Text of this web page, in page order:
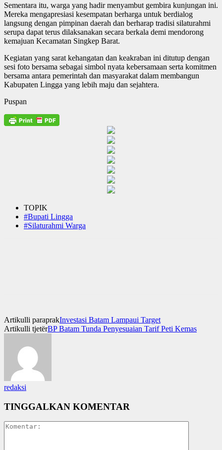
Sementara itu, warga yang hadir menyambut gembira kunjungan ini.
Mereka mengapresiasi kesempatan berharga untuk berdialog
langsung dengan pimpinan daerah dan berharap tradisi silaturahmi
serupa dapat terus dilaksanakan secara berkala demi mendorong
kemajuan Kecamatan Singkep Barat.
Kegiatan yang sarat kehangatan dan keakraban ini ditutup dengan
sesi foto bersama sebagai simbol nyata kebersamaan serta komitmen
bersama antara pemerintah dan masyarakat dalam membangun
Kabupaten Lingga yang lebih maju dan sejahtera.
Puspan
TOPIK
#Bupati Lingga
#Silaturahmi Warga
Artikulli paraprakInvestasi Batam Lampaui Target
Artikulli tjetërBP Batam Tunda Penyesuaian Tarif Peti Kemas
redaksi
TINGGALKAN KOMENTAR